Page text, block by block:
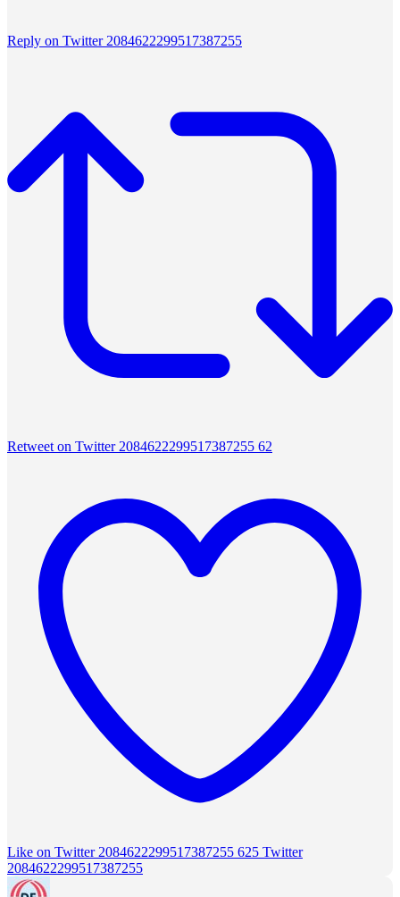
Reply on Twitter 2084622299517387255
Retweet on Twitter 2084622299517387255 62
Like on Twitter 2084622299517387255 625 Twitter
2084622299517387255